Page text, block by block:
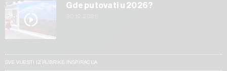
Gde putovati u 2026?
SVE VIJESTI IZ RUBRIKE INSPIRACIJA